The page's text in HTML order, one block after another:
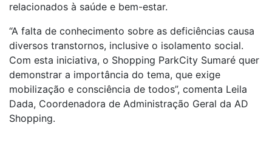
relacionados à saúde e bem-estar.
“A falta de conhecimento sobre as deficiências causa
diversos transtornos, inclusive o isolamento social.
Com esta iniciativa, o Shopping ParkCity Sumaré quer
demonstrar a importância do tema, que exige
mobilização e consciência de todos”, comenta Leila
Dada, Coordenadora de Administração Geral da AD
Shopping.